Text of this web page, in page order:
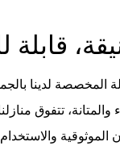
المخصصة لدينا
والمتانة، تتفوق